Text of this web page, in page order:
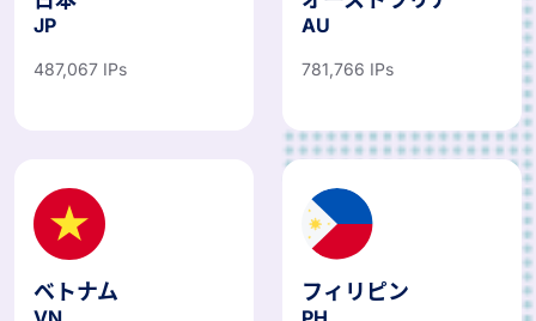
JP
487,067 IPs
AU
781,766 IPs
ベトナム
VN
フィリピン
PH